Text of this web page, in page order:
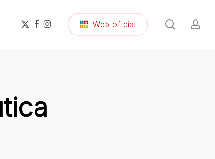
x-
twitter
facebook
instagram Web oficial search